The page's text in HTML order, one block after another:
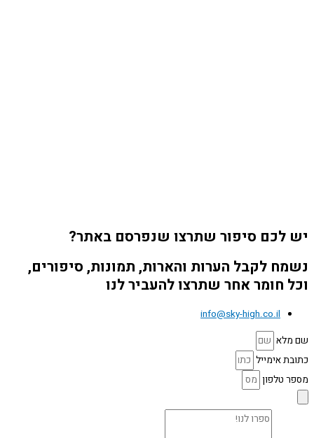
יש לכם סיפור שתרצו שנפרסם באתר?
נשמח לקבל הערות והארות, תמונות, סיפורים,
וכל חומר אחר שתרצו להעביר לנו
info@sky-high.co.il
שם מלא
כתובת אימייל
מספר טלפון